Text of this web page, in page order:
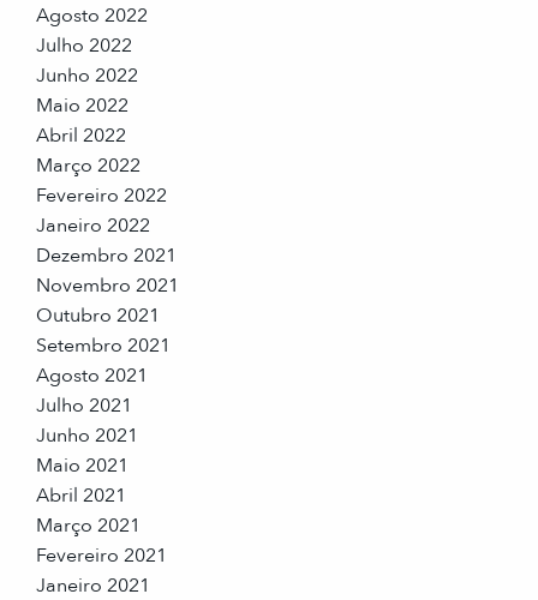
Agosto 2022
Julho 2022
Junho 2022
Maio 2022
Abril 2022
Março 2022
Fevereiro 2022
Janeiro 2022
Dezembro 2021
Novembro 2021
Outubro 2021
Setembro 2021
Agosto 2021
Julho 2021
Junho 2021
Maio 2021
Abril 2021
Março 2021
Fevereiro 2021
Janeiro 2021